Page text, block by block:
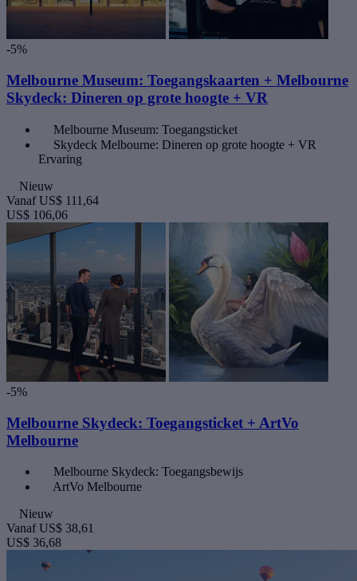
-5%
Melbourne Museum: Toegangskaarten + Melbourne
Skydeck: Dineren op grote hoogte + VR
Melbourne Museum: Toegangsticket
Skydeck Melbourne: Dineren op grote hoogte + VR
Ervaring
Nieuw
Vanaf US$ 111,64
US$ 106,06
-5%
Melbourne Skydeck: Toegangsticket + ArtVo
Melbourne
Melbourne Skydeck: Toegangsbewijs
ArtVo Melbourne
Nieuw
Vanaf US$ 38,61
US$ 36,68